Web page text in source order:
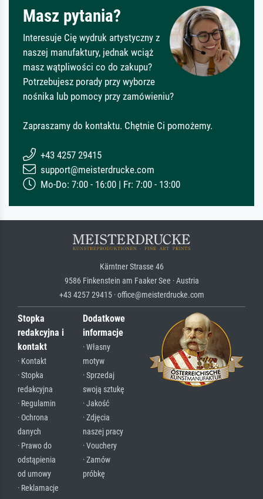
Masz pytania?
Interesuje Cię wydruk artystyczny z
naszej manufaktury, jednak wciąż
masz wątpliwości co do zakupu?
Potrzebujesz porady przy wyborze
nośnika lub pomocy przy zamówieniu?
Zapraszamy do kontaktu. Chętnie Ci pomożemy.
+43 4257 29415
support@meisterdrucke.com
Mo-Do: 7:00 - 16:00 | Fr: 7:00 - 13:00
Kärntner Strasse 46
9586 Finkenstein am Faaker See · Austria
+43 4257 29415 · office@meisterdrucke.com
Stopka
redakcyjna i
kontakt
· Kontakt
· Stopka
redakcyjna
· Regulamin
· Ochrona
danych
· Prawo do
odstąpienia
od umowy
· Reklamacje
Dodatkowe
informacje
· Własny
motyw
· Sprzedaj
swoją sztukę
· Jakość
· Zdjęcia
naszej pracy
· Vouchery
· Zamów
próbkę